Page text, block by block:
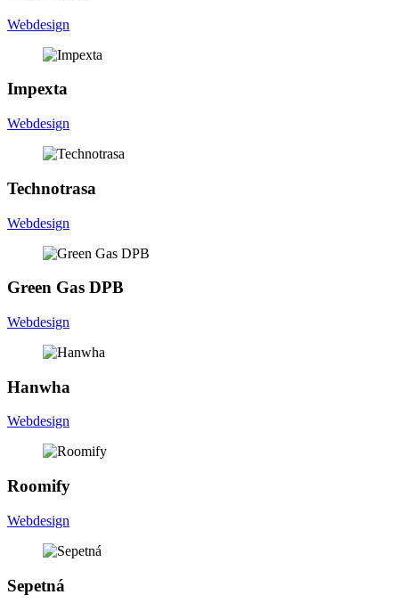
Webdesign
Impexta
Webdesign
Technotrasa
Webdesign
Green Gas DPB
Webdesign
Hanwha
Webdesign
Roomify
Webdesign
Sepetná